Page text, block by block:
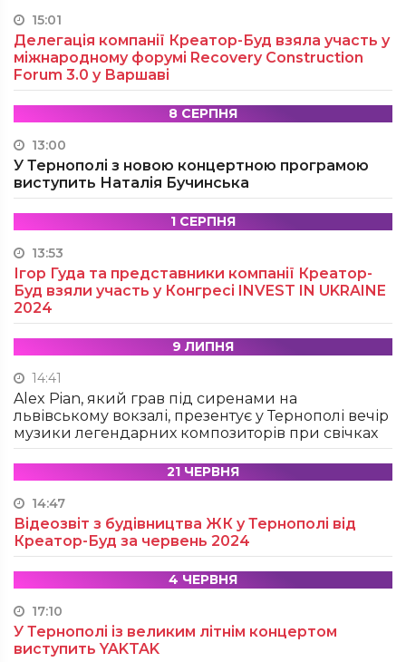
15:01
Делегація компанії Креатор-Буд взяла участь у
міжнародному форумі Recovery Construction
Forum 3.0 у Варшаві
8 СЕРПНЯ
13:00
У Тернополі з новою концертною програмою
виступить Наталія Бучинська
1 СЕРПНЯ
13:53
Ігор Гуда та представники компанії Креатор-
Буд взяли участь у Конгресі INVEST IN UKRAINE
2024
9 ЛИПНЯ
14:41
Alex Pian, який грав під сиренами на
львівському вокзалі, презентує у Тернополі вечір
музики легендарних композиторів при свічках
21 ЧЕРВНЯ
14:47
Відеозвіт з будівництва ЖК у Тернополі від
Креатор-Буд за червень 2024
4 ЧЕРВНЯ
17:10
У Тернополі із великим літнім концертом
виступить YAKTAK